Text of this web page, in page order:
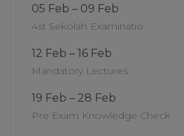
05 Feb – 09 Feb
4st Sekolah Examinatio
12 Feb – 16 Feb
Mandatory Lectures
19 Feb – 28 Feb
Pre Exam Knowledge Check